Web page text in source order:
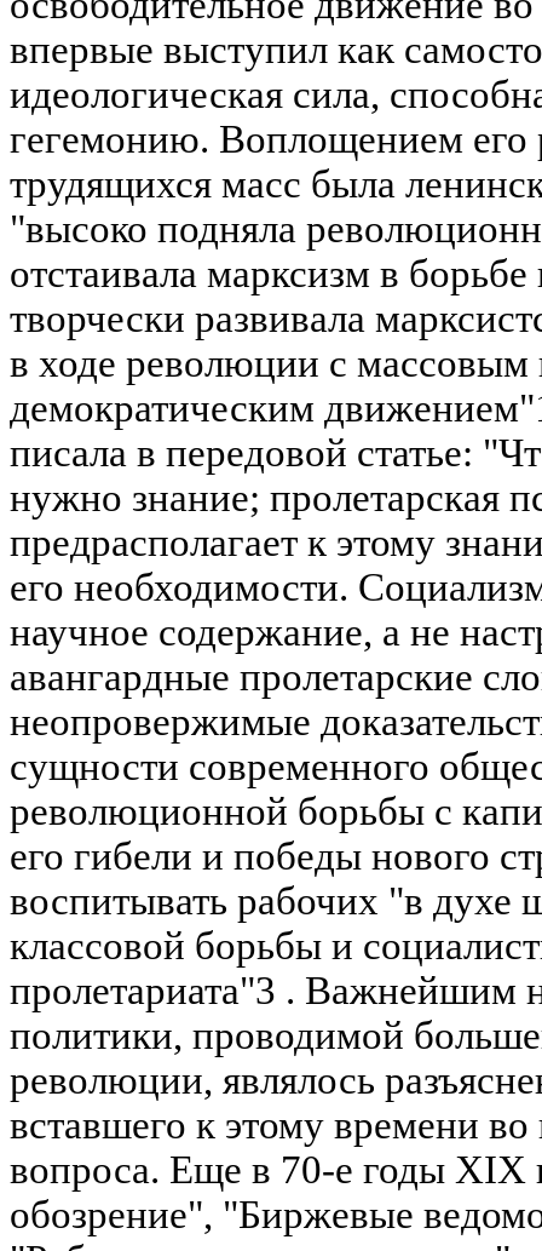
впервые выступил как
идеологическая сила,
гегемонию. Воплощением его
трудящихся масс была
"высоко подняла
отстаивала марксизм в
творчески развивала
в ходе революции с массовым
демократическим
писала в передовой статье:
нужно знание; пролетарская
предрасполагает к этому
его необходимости.
научное содержание, а не
авангардные пролетарские
неопровержимые
сущности современного
революционной борьбы с
его гибели и победы нового
воспитывать рабочих "в духе
классовой борьбы и
пролетариата"3 . Важнейшим
политики, проводимой
революции, являлось
вставшего к этому времени во
вопроса. Еще в 70-е годы XIX
обозрение", "Биржевые